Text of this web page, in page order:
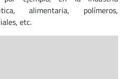
alimentaria, polímeros,
etc.